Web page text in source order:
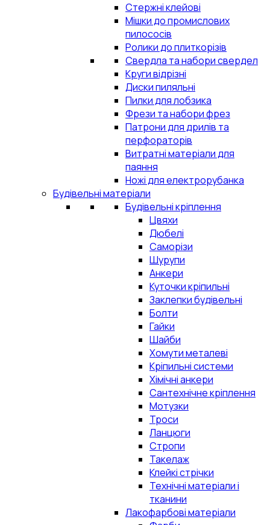
Стержні клейові
Мішки до промислових
пилососів
Ролики до плиткорізів
Свердла та набори свердел
Круги відрізні
Диски пиляльні
Пилки для лобзика
Фрези та набори фрез
Патрони для дрилів та
перфораторів
Витратні матеріали для
паяння
Ножі для електрорубанка
Будівельні матеріали
Будівельні кріплення
Цвяхи
Дюбелі
Саморізи
Шурупи
Анкери
Куточки кріпильні
Заклепки будівельні
Болти
Гайки
Шайби
Хомути металеві
Кріпильні системи
Хімічні анкери
Сантехнічне кріплення
Мотузки
Троси
Ланцюги
Стропи
Такелаж
Клейкі стрічки
Технічні матеріали і
тканини
Лакофарбові матеріали